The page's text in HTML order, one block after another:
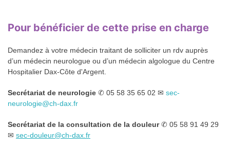
Pour bénéficier de cette prise en charge
Demandez à votre médecin traitant de solliciter un rdv auprès
d’un médecin neurologue ou d’un médecin algologue du Centre
Hospitalier Dax-Côte d'Argent.
Secrétariat de neurologie ✆ 05 58 35 65 02 ✉ sec-
neurologie@ch-dax.fr
Secrétariat de la consultation de la douleur✆ 05 58 91 49 29
✉ sec-douleur@ch-dax.fr